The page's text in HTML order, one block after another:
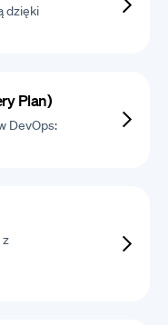
dzięki
Plan)
DevOps:
z